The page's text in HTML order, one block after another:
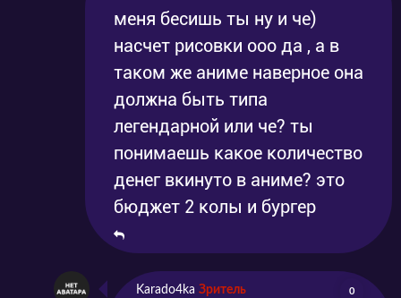
меня бесишь ты ну и че)
насчет рисовки ооо да , а в
таком же аниме наверное она
должна быть типа
легендарной или че? ты
понимаешь какое количество
денег вкинуто в аниме? это
бюджет 2 колы и бургер
Karado4ka Зритель
0